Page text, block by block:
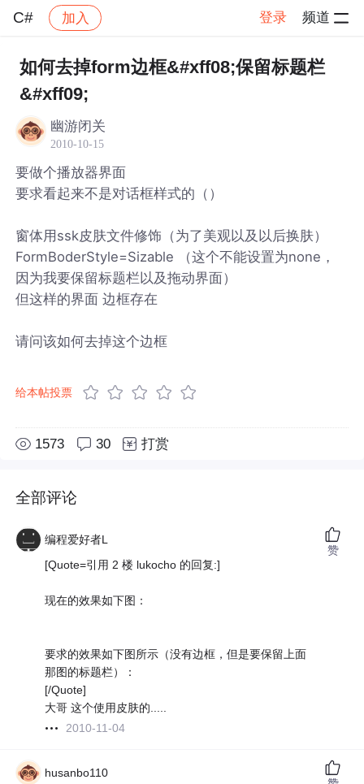
C# 加入 登录 频道
社区 C# 帖子详情
如何去掉form边框&#xff08;保留标题栏
&#xff09;
幽游闭关
2010-10-15
要做个播放器界面
要求看起来不是对话框样式的（）
窗体用ssk皮肤文件修饰（为了美观以及以后换肤）
FormBoderStyle=Sizable （这个不能设置为none，
因为我要保留标题栏以及拖动界面）
但这样的界面 边框存在
请问该如何去掉这个边框
给本帖投票
1573 30 打赏
全部评论
编程爱好者L
[Quote=引用 2 楼 lukocho 的回复:]
现在的效果如下图：
要求的效果如下图所示（没有边框，但是要保留上面
那图的标题栏）：
[/Quote]
大哥 这个使用皮肤的.....
2010-11-04
赞
husanbo110